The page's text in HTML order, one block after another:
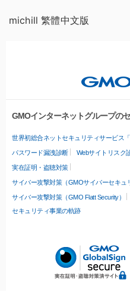
michill 繁體中文版
GMOインターネットグループの
世界初総合ネットセキュリティサービス
パスワード漏洩診断 Webサイトリスク
実在証明・盗聴対策
サイバー攻撃対策（GMOサイバーセキュ
サイバー攻撃対策（GMO Flatt Security）
セキュリティ事業の軌跡